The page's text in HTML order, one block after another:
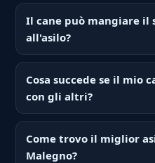
Il cane può mangiare il
all'asilo?
Cosa succede se il mio
con gli altri?
Come trovo il miglior
Malegno?